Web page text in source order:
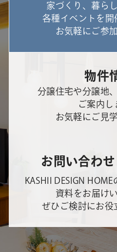
家づくり、暮ら
各種イベントを開
お気軽にご参
物件
分譲住宅や分譲地
ご案内し
お気軽にご見
お問い合わ
KASHII DESIGN
資料をお届け
ぜひご検討にお役